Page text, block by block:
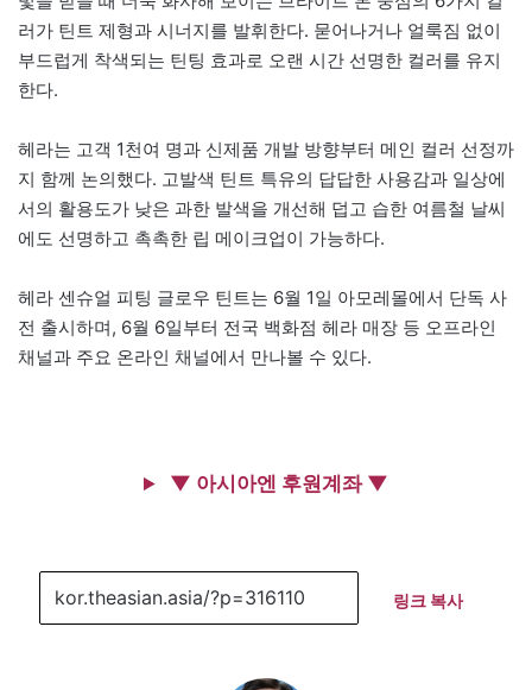
러가 틴트 제형과 시너지를 발휘한다. 묻어나거나 얼룩짐 없이
부드럽게 착색되는 틴팅 효과로 오랜 시간 선명한 컬러를 유지
한다.
헤라는 고객 1천여 명과 신제품 개발 방향부터 메인 컬러 선정까
지 함께 논의했다. 고발색 틴트 특유의 답답한 사용감과 일상에
서의 활용도가 낮은 과한 발색을 개선해 덥고 습한 여름철 날씨
에도 선명하고 촉촉한 립 메이크업이 가능하다.
헤라 센슈얼 피팅 글로우 틴트는 6월 1일 아모레몰에서 단독 사
전 출시하며, 6월 6일부터 전국 백화점 헤라 매장 등 오프라인
채널과 주요 온라인 채널에서 만나볼 수 있다.
▼ 아시아엔 후원계좌 ▼
링크 복사